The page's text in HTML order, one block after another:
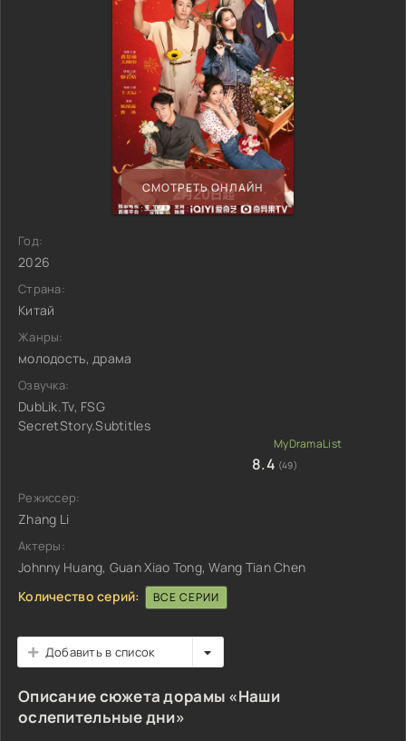
СМОТРЕТЬ ОНЛАЙН
Год:
2026
Страна:
Китай
Жанры:
молодость, драма
Озвучка:
DubLik.Tv, FSG
SecretStory.Subtitles
8.4 (49)
Режиссер:
Zhang Li
Актеры:
Johnny Huang, Guan Xiao Tong, Wang Tian Chen
Количество серий:
ВСЕ СЕРИИ
Добавить в список
Описание сюжета дорамы «Наши
ослепительные дни»